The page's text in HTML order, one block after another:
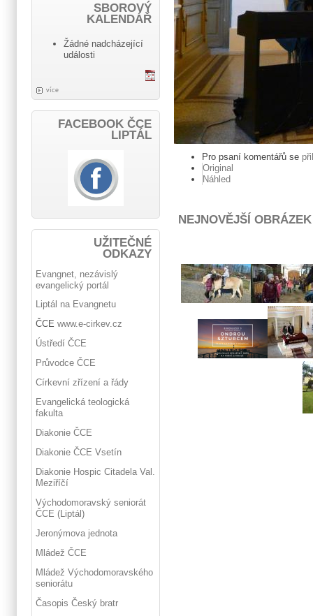
Pro psaní komentářů se
Original
Náhled
NEJNOVĚJŠÍ OBRÁZEK
SBOROVÝ
KALENDÁŘ
Žádné nadcházející
události
více
FACEBOOK ČCE
LIPTÁL
UŽITEČNÉ
ODKAZY
Evangnet, nezávislý
evangelický portál
Liptál na Evangnetu
ČCE www.e-cirkev.cz
Ústředí ČCE
Průvodce ČCE
Církevní zřízení a řády
Evangelická teologická
fakulta
Diakonie ČCE
Diakonie ČCE Vsetín
Diakonie Hospic Citadela Val.
Meziříčí
Východomoravský seniorát
ČCE (Liptál)
Jeronýmova jednota
Mládež ČCE
Mládež Východomoravského
seniorátu
Časopis Český bratr